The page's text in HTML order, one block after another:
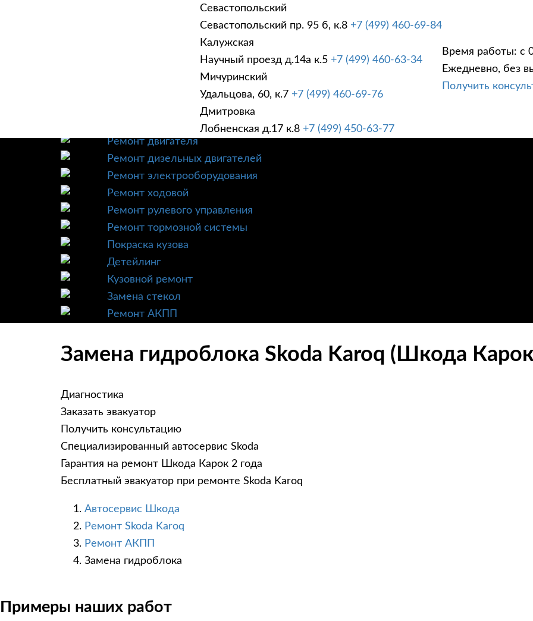
Севастопольский
Севастопольский пр. 95 б, к.8 +7 (499) 460-69-84
Калужская
Научный проезд д.14а к.5 +7 (499) 460-63-34
Мичуринский
Удальцова, 60, к.7 +7 (499) 460-69-76
Дмитровка
Лобненская д.17 к.8 +7 (499) 450-63-77
Время работы: с
Ежедневно, без
Получить
УСЛУГИ
Техническое обслуживание
Ремонт трансмиссии
Ремонт двигателя
Ремонт дизельных двигателей
Ремонт электрооборудования
Ремонт ходовой
Ремонт рулевого управления
Ремонт тормозной системы
Покраска кузова
Детейлинг
Кузовной ремонт
Замена стекол
Ремонт АКПП
Замена гидроблока Skoda Karoq (Шкода
Диагностика
Заказать эвакуатор
Получить консультацию
Специализированный автосервис Skoda
Гарантия на ремонт Шкода Карок 2 года
Бесплатный эвакуатор при ремонте Skoda Karoq
Автосервис Шкода
Ремонт Skoda Karoq
Ремонт АКПП
Замена гидроблока
Примеры наших работ